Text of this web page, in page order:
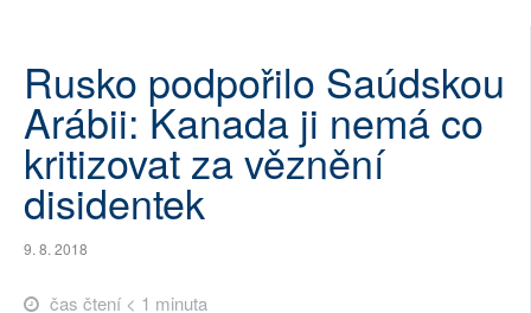
ARCHIV
ROZHOVORY
TÉMATA
Rusko podpořilo Saúdskou
Arábii: Kanada ji nemá co
kritizovat za věznění
disidentek
9. 8. 2018
čas čtení < 1 minuta